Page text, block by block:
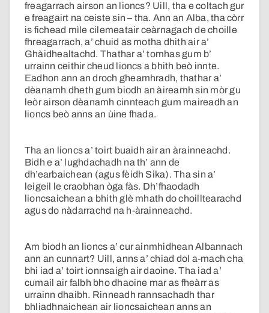
freagarrach airson an lioncs? Uill, tha e coltach gur
e freagairt na ceiste sin – tha. Ann an Alba, tha còrr
is fichead mìle cilemeatair ceàrnagach de choille
fhreagarrach, a’ chuid as motha dhith air a’
Ghàidhealtachd. Thathar a’ tomhas gum b’
urrainn ceithir cheud lioncs a bhith beò innte.
Eadhon ann an droch gheamhradh, thathar a’
dèanamh dheth gum biodh an àireamh sin mòr gu
leòr airson dèanamh cinnteach gum maireadh an
lioncs beò anns an ùine fhada.
Tha an lioncs a’ toirt buaidh air an àrainneachd.
Bidh e a’ lughdachadh na th’ ann de
dh’earbaichean (agus fèidh Sika). Tha sin a’
leigeil le craobhan òga fàs. Dh’fhaodadh
lioncsaichean a bhith glè mhath do choilltearachd
agus do nàdarrachd na h-àrainneachd.
Am biodh an lioncs a’ cur ainmhidhean Albannach
ann an cunnart? Uill, anns a’ chiad dol a-mach cha
bhi iad a’ toirt ionnsaigh air daoine. Tha iad a’
cumail air falbh bho dhaoine mar as fheàrr as
urrainn dhaibh. Rinneadh rannsachadh thar
bhliadhnaichean air lioncsaichean anns an